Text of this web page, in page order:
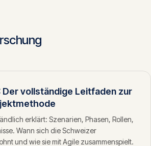
Der vollständige Leitfaden zur
erklärt: Szenarien, Phasen, Rollen,
Wann sich die Schweizer
und wie sie mit Agile zusammenspielt.